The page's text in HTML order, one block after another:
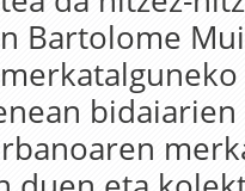
Bartolome